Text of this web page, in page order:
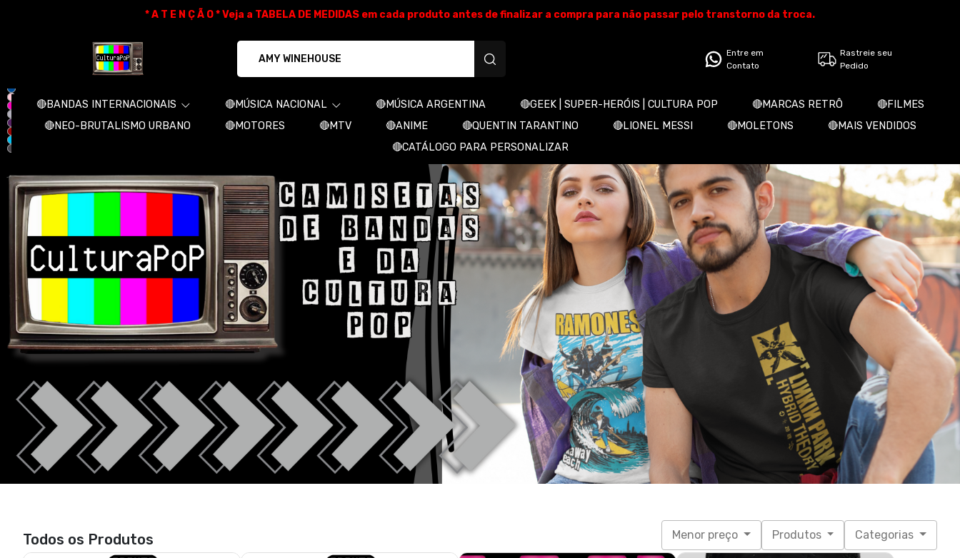
* A T E N Ç Ã O * Veja a TABELA DE MEDIDAS em cada produto antes de finalizar a compra para não passar pelo transtorno da troca.
Entre em
Contato
Rastreie seu
Pedido
🔴BANDAS INTERNACIONAIS 🔴MÚSICA NACIONAL 🔴MÚSICA ARGENTINA 🔴GEEK | SUPER-HERÓIS | CULTURA POP 🔴MARCAS RETRÔ
🔴FILMES
🔴NEO-BRUTALISMO URBANO
🔴MOTORES 🔴MTV 🔴ANIME 🔴QUENTIN TARANTINO 🔴LIONEL MESSI 🔴MOLETONS
🔴MAIS VENDIDOS
🔴CATÁLOGO PARA PERSONALIZAR
Todos os Produtos Menor preço Produtos Categorias